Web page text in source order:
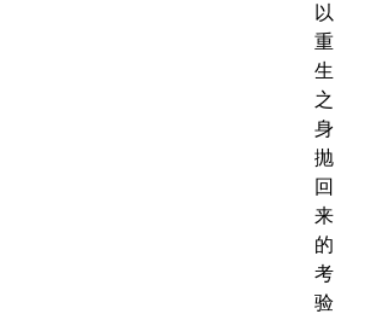
以
重
生
之
身
抛
回
来
的
考
验